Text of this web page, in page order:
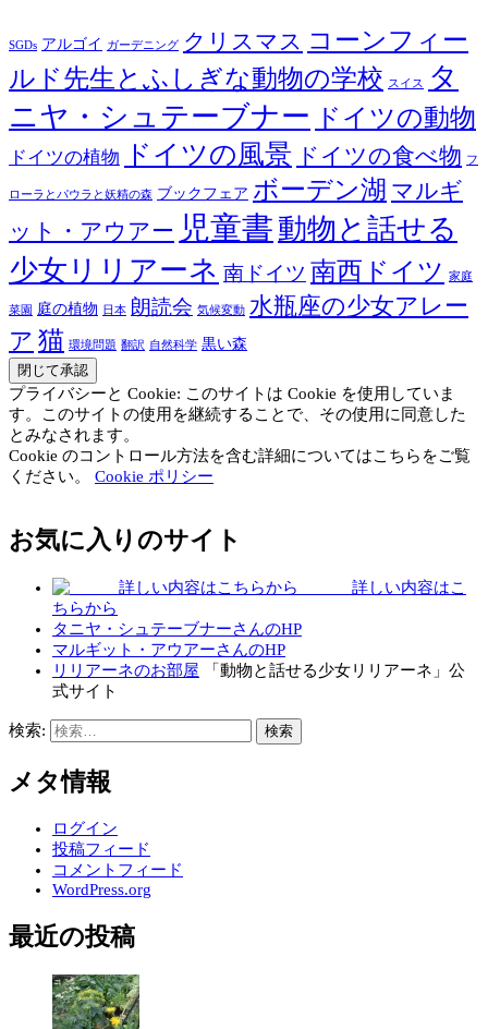
SGDs アルゴイ ガーデニング クリスマス コーンフィー
ルド先生とふしぎな動物の学校 スイス
タ
ニヤ・シュテーブナー ドイツの動物
ドイツの植物 ドイツの風景 ドイツの食べ物 フ
ローラとパウラと妖精の森 ブックフェア ボーデン湖 マルギ
ット・アウアー 児童書 動物と話せる
少女リリアーネ 南ドイツ 南西ドイツ 家庭
菜園 庭の植物 日本 朗読会 気候変動 水瓶座の少女アレー
ア 猫 環境問題 翻訳 自然科学 黒い森
プライバシーと Cookie: このサイトは Cookie を使用していま
す。このサイトの使用を継続することで、その使用に同意した
とみなされます。
Cookie のコントロール方法を含む詳細についてはこちらをご覧
ください。 Cookie ポリシー
お気に入りのサイト
詳しい内容はこ
ちらから
タニヤ・シュテーブナーさんのHP
マルギット・アウアーさんのHP
リリアーネのお部屋 「動物と話せる少女リリアーネ」公
式サイト
検索:
メタ情報
ログイン
投稿フィード
コメントフィード
WordPress.org
最近の投稿